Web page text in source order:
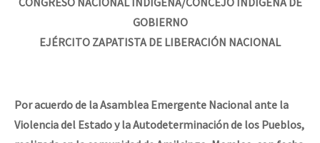
GOBIERNO
EJÉRCITO ZAPATISTA DE LIBERACIÓN NACIONAL
Por acuerdo de la Asamblea Emergente Nacional ante la
Violencia del Estado y la Autodeterminación de los Pueblos,